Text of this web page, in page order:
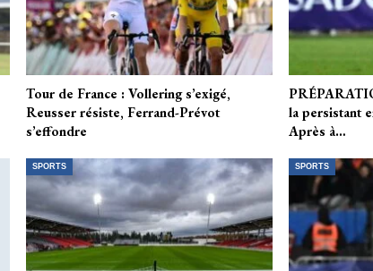
Tour de France : Vollering s’exigé,
Reusser résiste, Ferrand-Prévot
s’effondre
la persistant
Après à…
SPORTS SPORTS